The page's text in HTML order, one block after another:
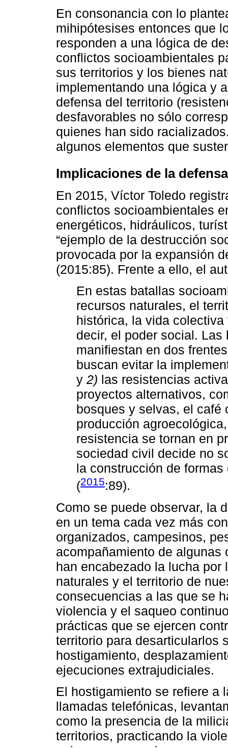
En consonancia con lo
mihipótesises entonces que
responden a una lógica de
conflictos socioambientales
sus territorios y los bienes
implementando una lógica y
defensa del territorio
desfavorables no sólo
quienes han sido
algunos elementos que
Implicaciones de la
En 2015, Víctor Toledo
conflictos socioambientales
energéticos, hidráulicos,
“ejemplo de la destrucción
provocada por la expansión
(2015:85). Frente a ello, el
En estas batallas
recursos naturales, el
histórica, la vida
decir, el poder social.
manifiestan en dos
buscan evitar la
y 2) las resistencias
proyectos alternativos,
bosques y selvas, el café
producción
resistencia se tornan en
sociedad civil decide no
la construcción de
(2015:89).
Como se puede observar, la
en un tema cada vez más
organizados, campesinos,
acompañamiento de
han encabezado la lucha
naturales y el territorio de
consecuencias a las que se
violencia y el saqueo
prácticas que se ejercen
territorio para desarticularlos
hostigamiento,
ejecuciones extrajudiciales.
El hostigamiento se refiere a
llamadas telefónicas,
como la presencia de la
territorios, practicando la